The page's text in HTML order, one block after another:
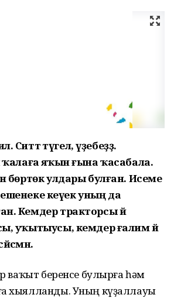
Ситтә түгел, үҙебеҙҙә.
ҡалаға яҡын ғына ҡасабала.
бөртөк улдары булған. Исеме
кешенеке кеүек уның да
Кемдер тракторсы йә
уҡытыусы, кемдер ғалим йә
ваҡыт беренсе булырға һәм
хыялланды. Уның күҙаллауы